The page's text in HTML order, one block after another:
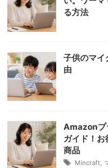
る方法
子供のマイ
由
Amazonプ
ガイド！お
商品
Mincraft